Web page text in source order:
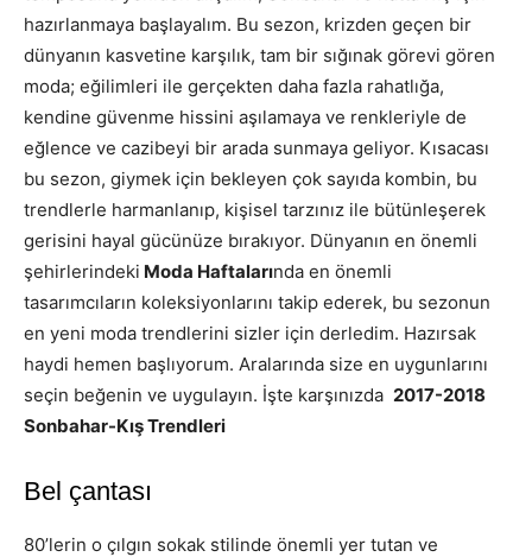
hazırlanmaya başlayalım. Bu sezon, krizden geçen bir
dünyanın kasvetine karşılık, tam bir sığınak görevi gören
moda; eğilimleri ile gerçekten daha fazla rahatlığa,
kendine güvenme hissini aşılamaya ve renkleriyle de
eğlence ve cazibeyi bir arada sunmaya geliyor. Kısacası
bu sezon, giymek için bekleyen çok sayıda kombin, bu
trendlerle harmanlanıp, kişisel tarzınız ile bütünleşerek
gerisini hayal gücünüze bırakıyor. Dünyanın en önemli
şehirlerindeki Moda Haftalarında en önemli
tasarımcıların koleksiyonlarını takip ederek, bu sezonun
en yeni moda trendlerini sizler için derledim. Hazırsak
haydi hemen başlıyorum. Aralarında size en uygunlarını
seçin beğenin ve uygulayın. İşte karşınızda 2017-2018
Sonbahar-Kış Trendleri
Bel çantası
80’lerin o çılgın sokak stilinde önemli yer tutan ve